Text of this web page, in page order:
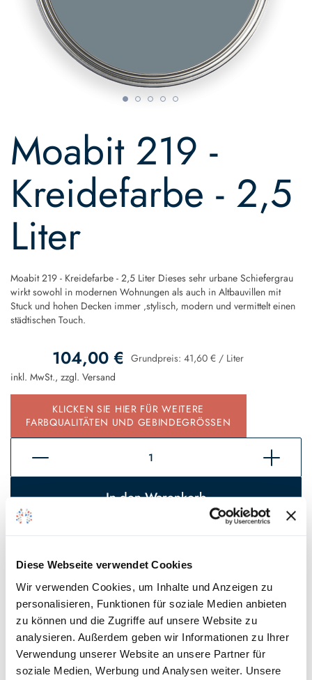
Diese Webseite verwendet Cookies
Wir verwenden Cookies, um Inhalte und Anzeigen zu
personalisieren, Funktionen für soziale Medien anbieten
zu können und die Zugriffe auf unsere Website zu
analysieren. Außerdem geben wir Informationen zu Ihrer
Verwendung unserer Website an unsere Partner für
soziale Medien, Werbung und Analysen weiter. Unsere
Moabit 219 -
Kreidefarbe - 2,5
Liter
Moabit 219 - Kreidefarbe - 2,5 Liter Dieses sehr urbane Schiefergrau
wirkt sowohl in modernen Wohnungen als auch in Altbauvillen mit
Stuck und hohen Decken immer ‚stylisch, modern und vermittelt einen
städtischen Touch.
104,00 € Grundpreis: 41,60 € / Liter
inkl. MwSt., zzgl. Versand
KLICKEN SIE HIER FÜR WEITERE
FARBQUALITÄTEN UND GEBINDEGRÖSSEN
In den Warenkorb
Auf den Wunschzettel
* Gilt für Lieferungen innerhalb Deutschlands, Lieferzeiten für andere
Länder entnehmen Sie bitte unserenVersandinformationen .
Technische Details und Hinweise
the
beginning
the
images